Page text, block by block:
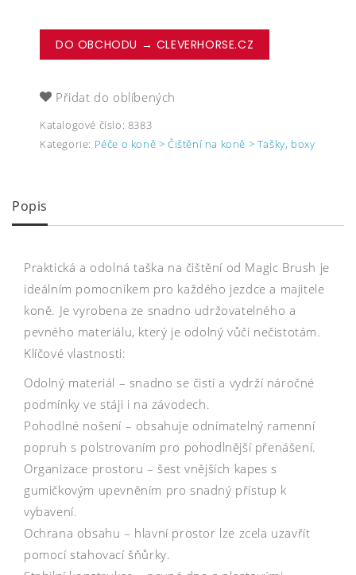
DO OBCHODU → CLEVERHORSE.CZ
Přidat do oblíbených
Katalogové číslo: 8383
Kategorie: Péče o koně > Čištění na koně > Tašky, boxy
Popis
Praktická a odolná taška na čištění od Magic Brush je
ideálním pomocníkem pro každého jezdce a majitele
koně. Je vyrobena ze snadno udržovatelného a
pevného materiálu, který je odolný vůči nečistotám.
Klíčové vlastnosti:
Odolný materiál – snadno se čistí a vydrží náročné
podmínky ve stáji i na závodech.
Pohodlné nošení – obsahuje odnímatelný ramenní
popruh s polstrovaním pro pohodlnější přenášení.
Organizace prostoru – šest vnějších kapes s
gumičkovým upevněním pro snadný přístup k
vybavení.
Ochrana obsahu – hlavní prostor lze zcela uzavřít
pomocí stahovací šňůrky.